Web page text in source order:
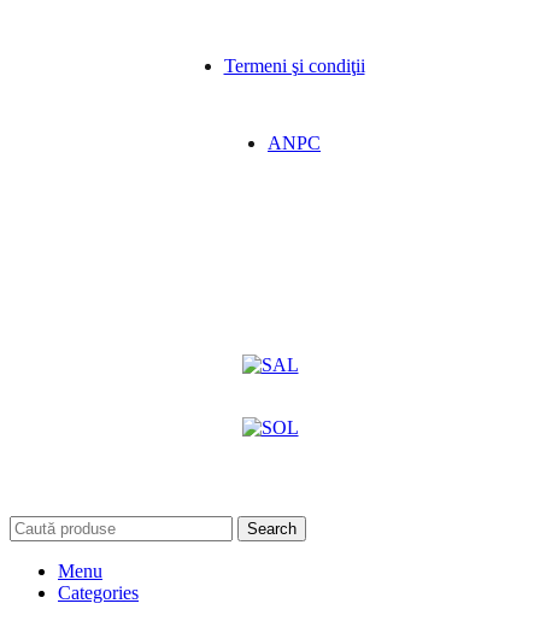
Termeni şi condiţii
ANPC
Search
Menu
Categories